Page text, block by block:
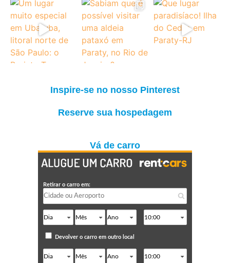
Inspire-se no nosso Pinterest
Reserve sua hospedagem
Vá de carro